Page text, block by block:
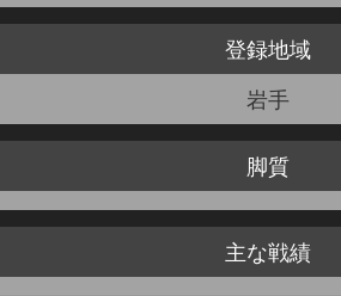
登録地域
岩手
脚質
主な戦績